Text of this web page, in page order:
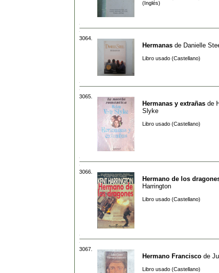
(Inglés)
3064.
Hermanas de Danielle
Libro usado (Castellano)
3065.
Hermanas y extrañas de
Slyke
Libro usado (Castellano)
3066.
Hermano de los
Harrington
Libro usado (Castellano)
3067.
Hermano Francisco de
Libro usado (Castellano)